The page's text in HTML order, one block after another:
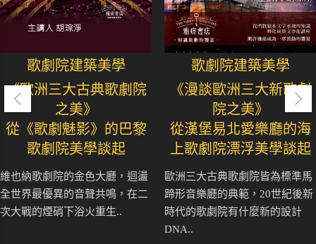
歌劇院建築美學
《歐洲三大古典歌劇院
之美》
從《歌劇魅影》的巴黎
歌劇院美學談起
維也納歌劇院的金色大廳，迴盪
全世界最優異的音聲共鳴，在二
次大戰的煙硝下浴火重生..
歌劇院建築美學
《漫談歐洲三大新歌劇
院之美》
從漢堡易北愛樂廳的海
上歌劇院漂浮美學談起
歐洲三大古典歌劇院皆為標準馬
蹄形音樂廳的典範，20世紀後新
時代的歌劇院有什麼新的設計
DNA..